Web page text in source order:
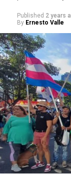
Published 2 years
By Ernesto Valle